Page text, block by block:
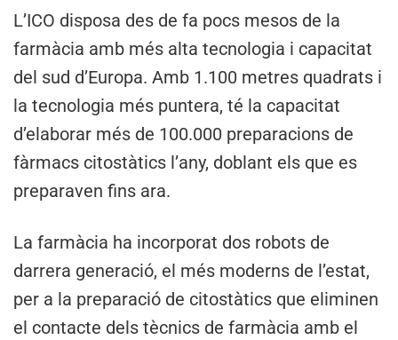
L’ICO disposa des de fa pocs mesos de la
farmàcia amb més alta tecnologia i capacitat
del sud d’Europa. Amb 1.100 metres quadrats i
la tecnologia més puntera, té la capacitat
d’elaborar més de 100.000 preparacions de
fàrmacs citostàtics l’any, doblant els que es
preparaven fins ara.
La farmàcia ha incorporat dos robots de
darrera generació, el més moderns de l’estat,
per a la preparació de citostàtics que eliminen
el contacte dels tècnics de farmàcia amb el